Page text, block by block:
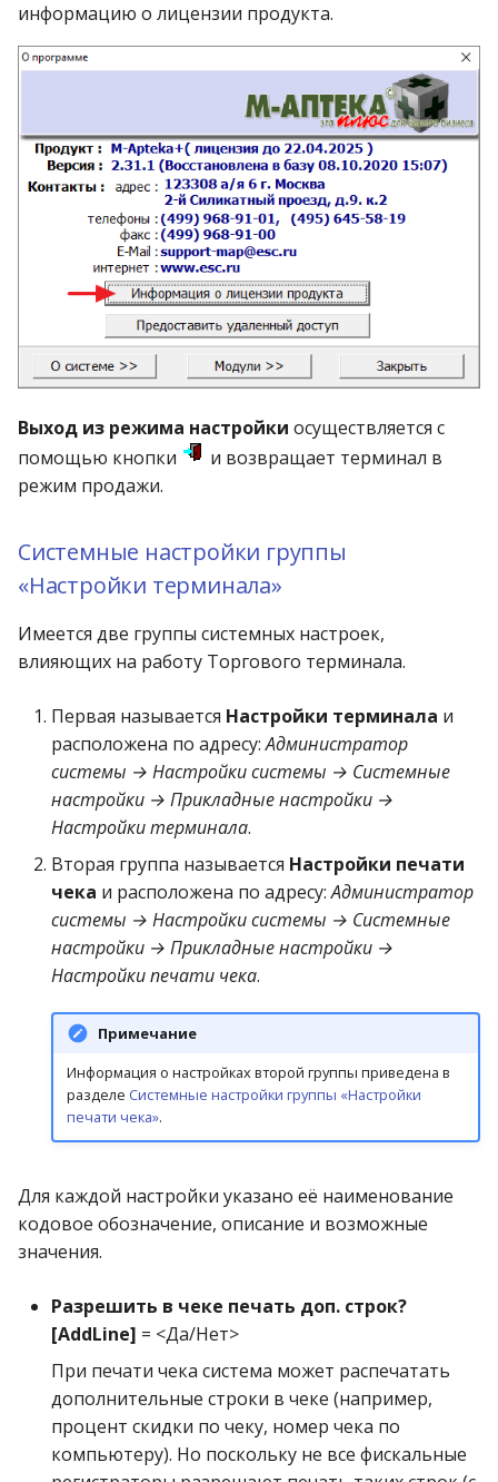
информацию о лицензии продукта.
Выход из режима настройки осуществляется с
помощью кнопки
и возвращает терминал в
режим продажи.
Системные настройки группы
«Настройки терминала»
Имеется две группы системных настроек,
влияющих на работу Торгового терминала.
Первая называется Настройки терминала и
расположена по адресу:Администратор
системы → Настройки системы → Системные
настройки → Прикладные настройки →
Настройки терминала.
Вторая группа называется Настройки печати
чека и расположена по адресу:Администратор
системы → Настройки системы → Системные
настройки → Прикладные настройки →
Настройки печати чека.
Примечание
Информация о настройках второй группы приведена в
разделе Системные настройки группы «Настройки
печати чека».
Для каждой настройки указано её наименование
кодовое обозначение, описание и возможные
значения.
Разрешить в чеке печать доп. строк?
[AddLine] = <Да/Нет>
При печати чека система может распечатать
дополнительные строки в чеке (например,
процент скидки по чеку, номер чека по
компьютеру). Но поскольку не все фискальные